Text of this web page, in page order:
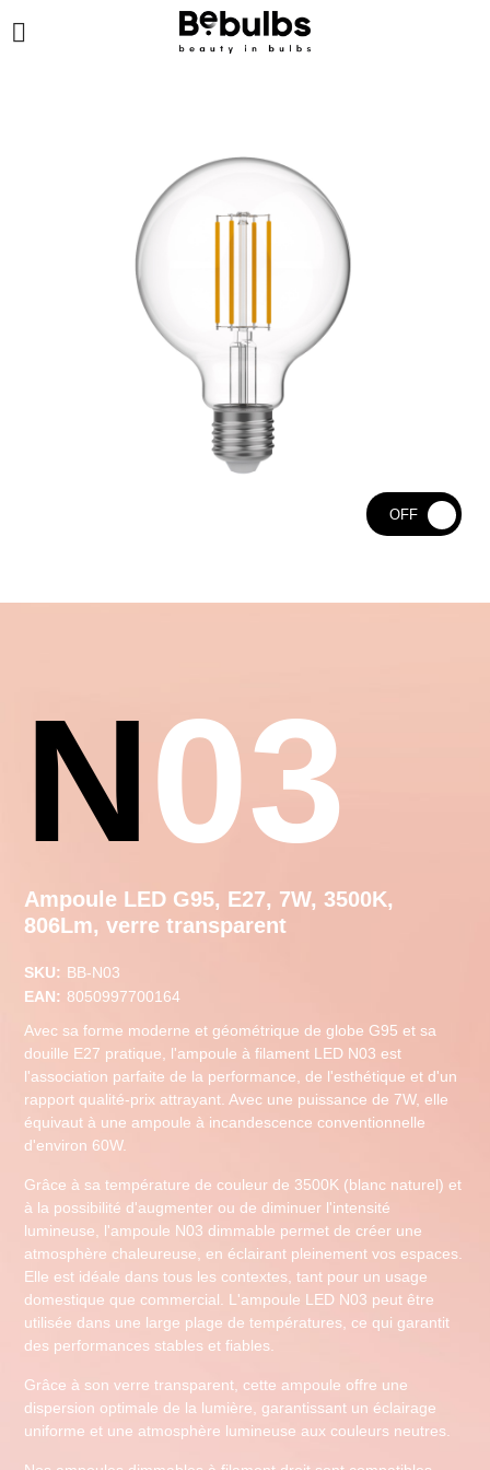
N03
Ampoule LED G95, E27, 7W, 3500K,
806Lm, verre transparent
SKU: BB-N03
EAN: 8050997700164
Avec sa forme moderne et géométrique de globe G95 et sa
douille E27 pratique, l'ampoule à filament LED N03 est
l'association parfaite de la performance, de l'esthétique et d'un
rapport qualité-prix attrayant. Avec une puissance de 7W, elle
équivaut à une ampoule à incandescence conventionnelle
d'environ 60W.
Grâce à sa température de couleur de 3500K (blanc naturel) et
à la possibilité d'augmenter ou de diminuer l'intensité
lumineuse, l'ampoule N03 dimmable permet de créer une
atmosphère chaleureuse, en éclairant pleinement vos espaces.
Elle est idéale dans tous les contextes, tant pour un usage
domestique que commercial. L'ampoule LED N03 peut être
utilisée dans une large plage de températures, ce qui garantit
des performances stables et fiables.
Grâce à son verre transparent, cette ampoule offre une
dispersion optimale de la lumière, garantissant un éclairage
uniforme et une atmosphère lumineuse aux couleurs neutres.
OFF